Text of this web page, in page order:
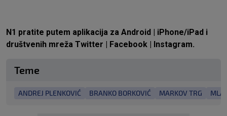
N1 pratite putem aplikacija za Android iPhone/iPad i
društvenih mreža Twitter Facebook Instagram.
Teme
ANDREJ PLENKOVIĆ BRANKO BORKOVIĆ MARKOV TRG